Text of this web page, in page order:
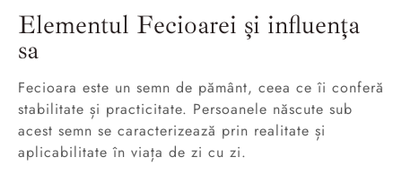
Elementul Fecioarei și influența
sa
Fecioara este un semn de pământ, ceea ce îi conferă
stabilitate și practicitate. Persoanele născute sub
acest semn se caracterizează prin realitate și
aplicabilitate în viața de zi cu zi.